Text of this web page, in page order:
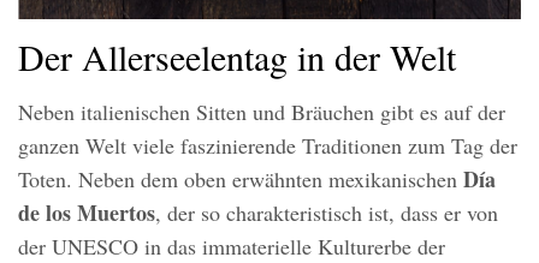
Der Allerseelentag in der Welt
Neben italienischen Sitten und Bräuchen gibt es auf der
ganzen Welt viele faszinierende Traditionen zum Tag der
Toten. Neben dem oben erwähnten mexikanischen Día
de los Muertos, der so charakteristisch ist, dass er von
der UNESCO in das immaterielle Kulturerbe der